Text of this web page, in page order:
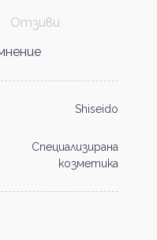
Отзиви
Shiseido
Специализирана
козметика